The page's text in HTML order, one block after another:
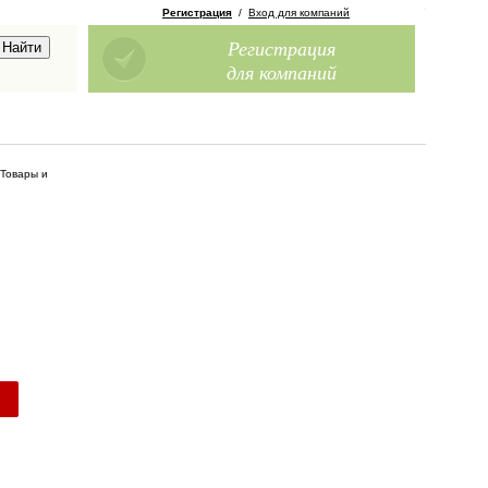
Регистрация / Вход для компаний
Регистрация
для компаний
Товары и